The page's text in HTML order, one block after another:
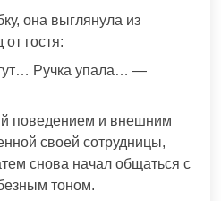
она выглянула из
гостя:
Ручка упала… —
поведением и внешним
своей сотрудницы,
снова начал общаться с
тоном.